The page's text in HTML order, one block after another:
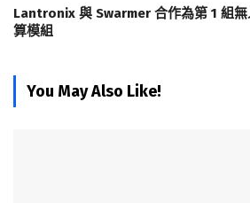
Lantronix 與 Swarmer 合作為第 1 組
算模組
You May Also Like!